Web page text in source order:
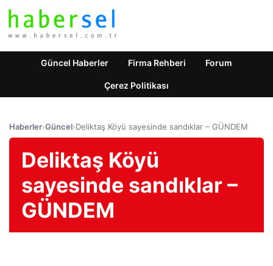
Güncel Haberler Firma Rehberi Forum
Çerez Politikası
Haberler›Güncel›Deliktaş Köyü sayesinde sandıklar – GÜNDEM
Deliktaş Köyü
sayesinde sandıklar –
GÜNDEM